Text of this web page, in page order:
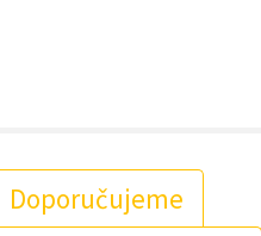
Doporučujeme